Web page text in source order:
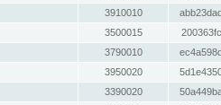
3910010
3500015
3790010
3950020
3390020